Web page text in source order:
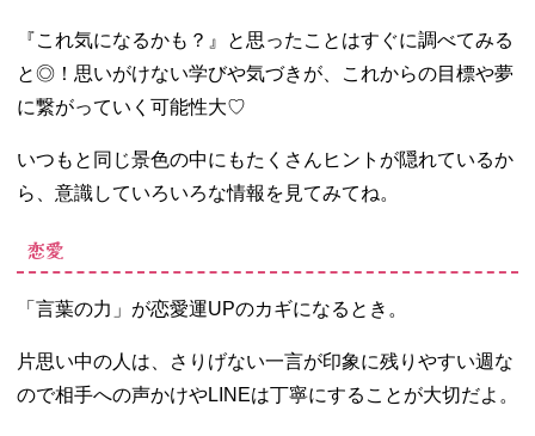
『これ気になるかも？』と思ったことはすぐに調べてみる
と◎！思いがけない学びや気づきが、これからの目標や夢
に繋がっていく可能性大♡
いつもと同じ景色の中にもたくさんヒントが隠れているか
ら、意識していろいろな情報を見てみてね。
恋愛
「言葉の力」が恋愛運UPのカギになるとき。
片思い中の人は、さりげない一言が印象に残りやすい週な
ので相手への声かけやLINEは丁寧にすることが大切だよ。